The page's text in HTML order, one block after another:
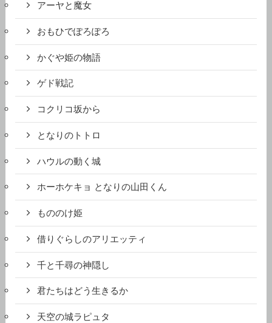
アーヤと魔女
おもひでぽろぽろ
かぐや姫の物語
ゲド戦記
コクリコ坂から
となりのトトロ
ハウルの動く城
ホーホケキョ となりの山田くん
もののけ姫
借りぐらしのアリエッティ
千と千尋の神隠し
君たちはどう生きるか
天空の城ラピュタ